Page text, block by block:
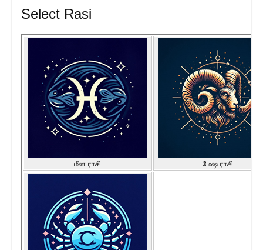
Select Rasi
மீன ராசி மேஷ ராசி